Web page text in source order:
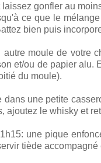
gonfler au
ce que le
bien puis
moule de votre
et/ou de papier
du moule).
une petite
le whisky et
une pique
tiède